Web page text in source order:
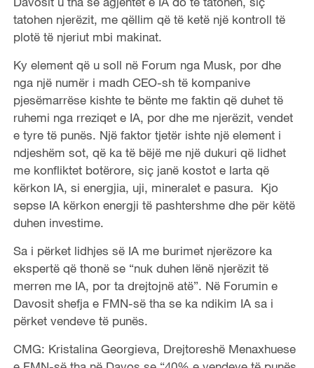
tatohen njerëzit, me qëllim që të ketë një kontroll të
plotë të njeriut mbi makinat.
Ky element që u soll në Forum nga Musk, por dhe
nga një numër i madh CEO-sh të kompanive
pjesëmarrëse kishte te bënte me faktin që duhet të
ruhemi nga rreziqet e IA, por dhe me njerëzit, vendet
e tyre të punës. Një faktor tjetër ishte një element i
ndjeshëm sot, që ka të bëjë me një dukuri që lidhet
me konfliktet botërore, siç janë kostot e larta që
kërkon IA, si energjia, uji, mineralet e pasura. Kjo
sepse IA kërkon energji të pashtershme dhe për këtë
duhen investime.
Sa i përket lidhjes së IA me burimet njerëzore ka
ekspertë që thonë se “nuk duhen lënë njerëzit të
merren me IA, por ta drejtojnë atë”. Në Forumin e
Davosit shefja e FMN-së tha se ka ndikim IA sa i
përket vendeve të punës.
CMG: Kristalina Georgieva, Drejtoreshë Menaxhuese